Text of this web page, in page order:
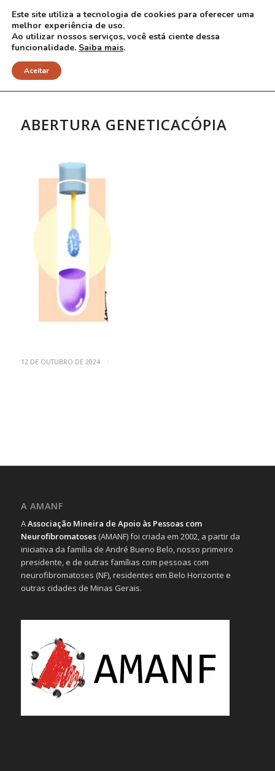
NOTÍCIAS
ABERTURA GENETICACÓPIA
12 DE OUTUBRO DE 2024 /
A AMANF
AAssociação Mineira de Apoio às Pessoas com
Neurofibromatoses(AMANF) foi criada em 2002, a partir da
iniciativa da família de André Bueno Belo, nosso primeiro
presidente, e de outras famílias com pessoas com
neurofibromatoses (NF), residentes em Belo Horizonte e
outras cidades de Minas Gerais.
Este site utiliza a tecnologia de cookies para oferecer uma
melhor experiência de uso.
Ao utilizar nossos serviços, você está ciente dessa
funcionalidade. Saiba mais.
Aceitar